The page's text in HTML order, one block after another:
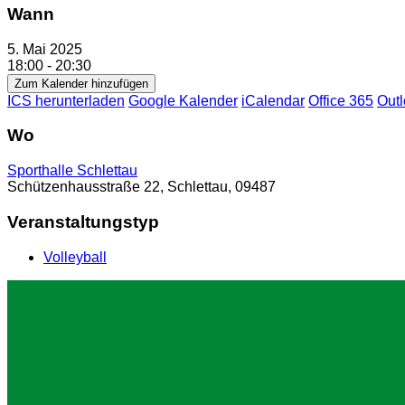
Wann
5. Mai 2025
18:00 - 20:30
Zum Kalender hinzufügen
ICS herunterladen Google Kalender iCalendar Office 365
Wo
Sporthalle Schlettau
Schützenhausstraße 22, Schlettau, 09487
Veranstaltungstyp
Volleyball